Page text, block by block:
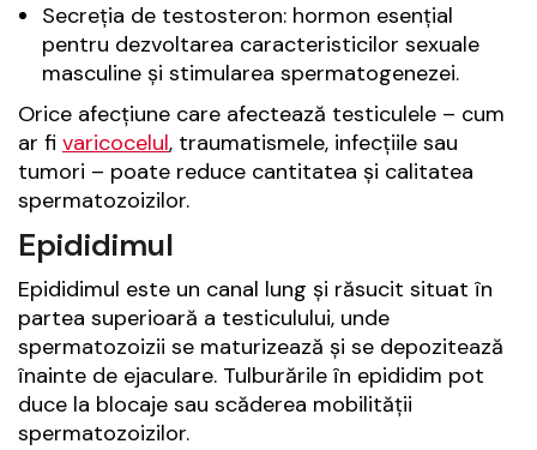
Secreția de testosteron: hormon esențial
pentru dezvoltarea caracteristicilor sexuale
masculine și stimularea spermatogenezei.
Orice afecțiune care afectează testiculele – cum
ar fi varicocelul, traumatismele, infecțiile sau
tumori – poate reduce cantitatea și calitatea
spermatozoizilor.
Epididimul
Epididimul este un canal lung și răsucit situat în
partea superioară a testiculului, unde
spermatozoizii se maturizează și se depozitează
înainte de ejaculare. Tulburările în epididim pot
duce la blocaje sau scăderea mobilității
spermatozoizilor.